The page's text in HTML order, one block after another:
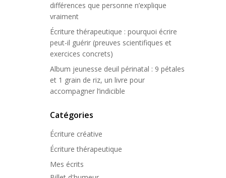
différences que personne n’explique
vraiment
Écriture thérapeutique : pourquoi écrire
peut-il guérir (preuves scientifiques et
exercices concrets)
Album jeunesse deuil périnatal : 9 pétales
et 1 grain de riz, un livre pour
accompagner l’indicible
Catégories
Écriture créative
Écriture thérapeutique
Mes écrits